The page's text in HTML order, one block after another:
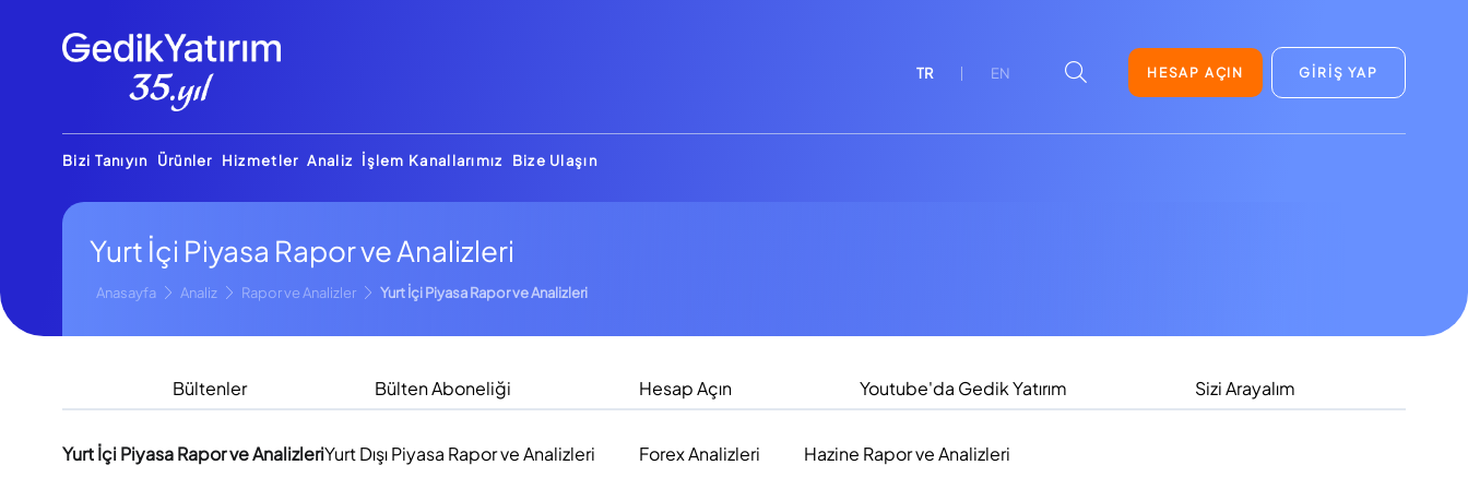
TR EN HESAP AÇIN GİRİŞ YAP
Bizi Tanıyın Ürünler Hizmetler Analiz İşlem Kanallarımız Bize Ulaşın
Yurt İçi Piyasa Rapor ve Analizleri
Anasayfa Analiz Rapor ve Analizler Yurt İçi Piyasa Rapor ve Analizleri
Bültenler Bülten Aboneliği Hesap Açın Youtube'da Gedik Yatırım Sizi Arayalım
Yurt İçi Piyasa Rapor ve AnalizleriYurt Dışı Piyasa Rapor ve Analizleri Forex Analizleri Hazine Rapor ve Analizleri